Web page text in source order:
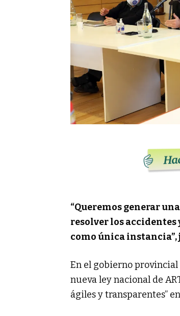
“Queremos generar
resolver los
como única
En el gobierno provincial
nueva ley nacional de
ágiles y transparentes”